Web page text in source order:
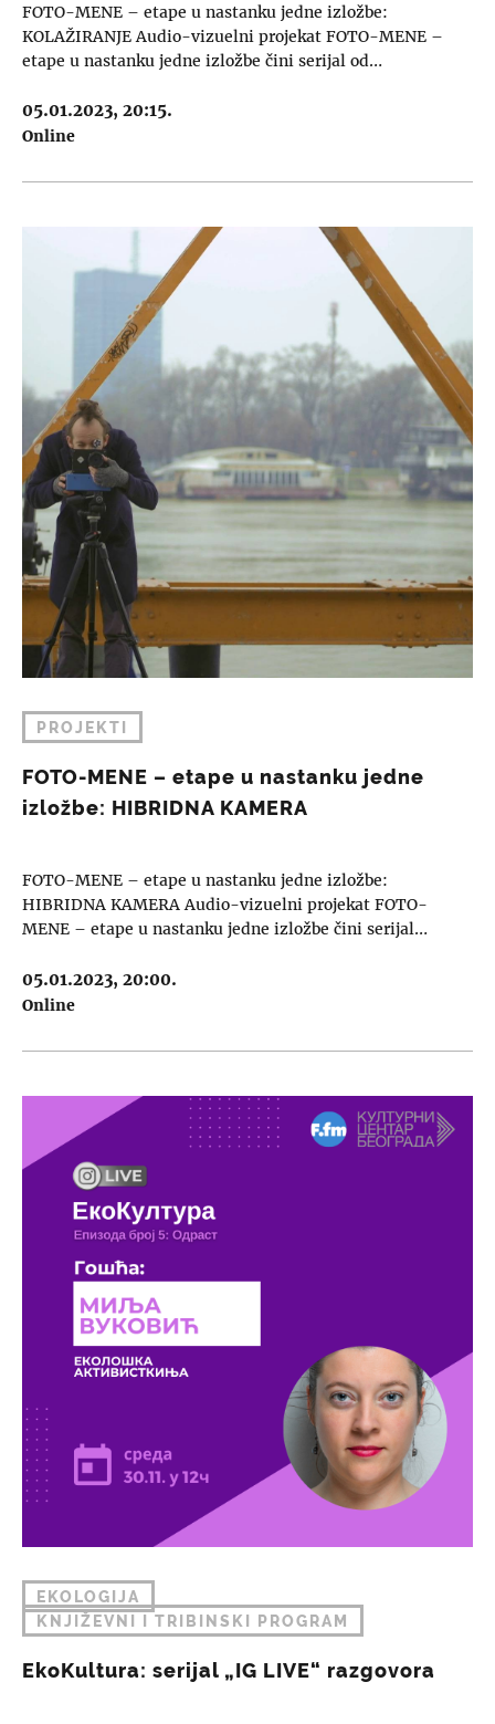
FOTO-MENE – etape u nastanku jedne izložbe:
KOLAŽIRANJE Audio-vizuelni projekat FOTO-MENE –
etape u nastanku jedne izložbe čini serijal od…
05.01.2023, 20:15.
Online
PROJEKTI
FOTO-MENE – etape u nastanku jedne
izložbe: HIBRIDNA KAMERA
FOTO-MENE – etape u nastanku jedne izložbe:
HIBRIDNA KAMERA Audio-vizuelni projekat FOTO-
MENE – etape u nastanku jedne izložbe čini serijal…
05.01.2023, 20:00.
Online
EKOLOGIJA
KNJIŽEVNI I TRIBINSKI PROGRAM
EkoKultura: serijal „IG LIVE“ razgovora